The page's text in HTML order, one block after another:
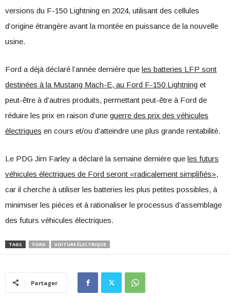
versions du F-150 Lightning en 2024, utilisant des cellules
d’origine étrangère avant la montée en puissance de la nouvelle
usine.
Ford a déjà déclaré l’année dernière que les batteries LFP sont
destinées à la Mustang Mach-E, au Ford F-150 Lightning et
peut-être à d’autres produits, permettant peut-être à Ford de
réduire les prix en raison d’une guerre des prix des véhicules
électriques en cours et/ou d’atteindre une plus grande rentabilité.
Le PDG Jim Farley a déclaré la semaine dernière que les futurs
véhicules électriques de Ford seront «radicalement simplifiés»,
car il cherche à utiliser les batteries les plus petites possibles, à
minimiser les pièces et à rationaliser le processus d’assemblage
des futurs véhicules électriques.
TAGS FORD VOITURE ÉLECTRIQUE
Partager